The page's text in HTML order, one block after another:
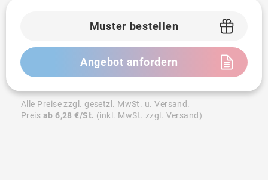
Muster bestellen
Angebot anfordern
Alle Preise zzgl. gesetzl. MwSt. u. Versand.
Preis ab 6,28 €/St. (inkl. MwSt. zzgl. Versand)